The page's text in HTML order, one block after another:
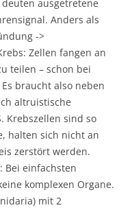
ausgetretene
Anders als
->
Zellen fangen an
teilen – schon bei
braucht also neben
altruistische
Krebszellen sind so
halten sich nicht an
zerstört werden.
Bei einfachsten
komplexen Organe.
mit 2